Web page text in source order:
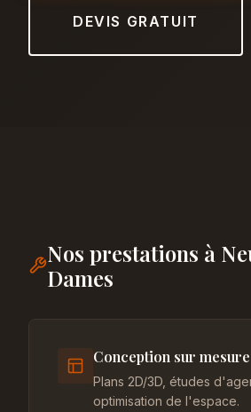
DEVIS GRATUIT
Nos prestations à
Dames
Conception sur mesure
Plans 2D/3D, études
optimisation de l'espace.